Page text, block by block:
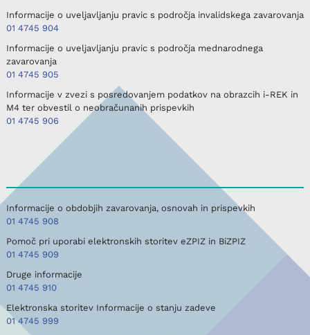
Informacije o uveljavljanju pravic s področja invalidskega zavarovanja
01 4745 904
Informacije o uveljavljanju pravic s področja mednarodnega
zavarovanja
01 4745 905
Informacije v zvezi s posredovanjem podatkov na obrazcih i-REK in
M4 ter obvestil o neobračunanih prispevkih
01 4745 906
Informacije o obdobjih zavarovanja, osnovah in prispevkih
01 4745 908
Pomoč pri uporabi elektronskih storitev eZPIZ in BiZPIZ
01 4745 909
Druge informacije
01 4745 910
Elektronska storitev Informacije o stanju zadeve
01 4745 999